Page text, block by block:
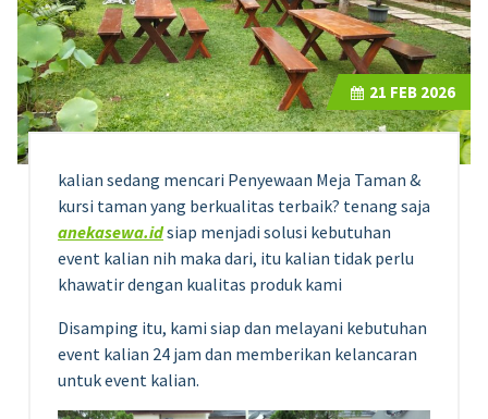
kalian sedang mencari Penyewaan Meja Taman &
kursi taman yang berkualitas terbaik? tenang saja
anekasewa.idsiap menjadi solusi kebutuhan
event kalian nih maka dari, itu kalian tidak perlu
khawatir dengan kualitas produk kami
Disamping itu, kami siap dan melayani kebutuhan
event kalian 24 jam dan memberikan kelancaran
untuk event kalian.
21 FEB 2026